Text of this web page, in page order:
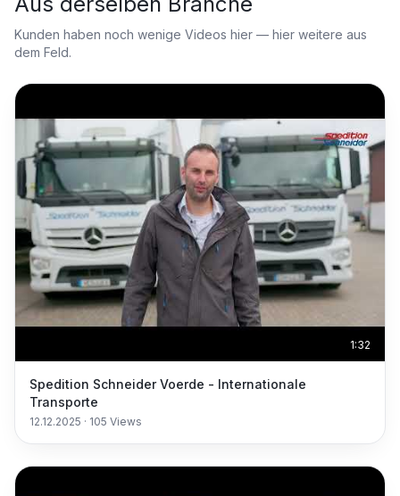
Kunden haben noch wenige Videos hier — hier weitere aus
dem Feld.
1:32
Spedition Schneider Voerde - Internationale
Transporte
12.12.2025 · 105 Views